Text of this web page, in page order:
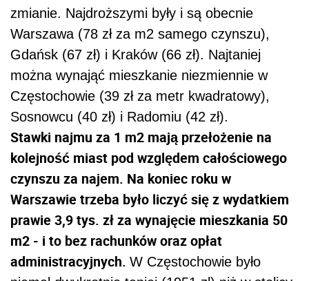
zmianie. Najdroższymi były i są obecnie
Warszawa (78 zł za m2 samego czynszu),
Gdańsk (67 zł) i Kraków (66 zł). Najtaniej
można wynająć mieszkanie niezmiennie w
Częstochowie (39 zł za metr kwadratowy),
Sosnowcu (40 zł) i Radomiu (42 zł).
Stawki najmu za 1 m2 mają przełożenie na
kolejność miast pod względem całościowego
czynszu za najem. Na koniec roku w
Warszawie trzeba było liczyć się z wydatkiem
prawie 3,9 tys. zł za wynajęcie mieszkania 50
m2 - i to bez rachunków oraz opłat
administracyjnych. W Częstochowie było